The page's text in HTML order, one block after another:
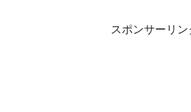
スポンサーリン